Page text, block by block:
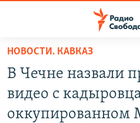
упрощенного
доступа
основному
АВТОРСКИЕ ПРОЕКТЫ
НОВОСТИ. КАВКАЗ
В Чечне назвали
видео с
оккупированном